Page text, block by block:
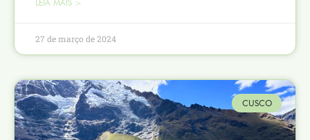
LEIA MAIS >
27 de março de 2024
CUSCO